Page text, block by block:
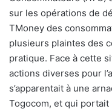
sur les opérations de
TMoney des
plusieurs plaintes des
pratique. Face à cette
actions diverses pour
s’apparentait à une
Togocom, et qui